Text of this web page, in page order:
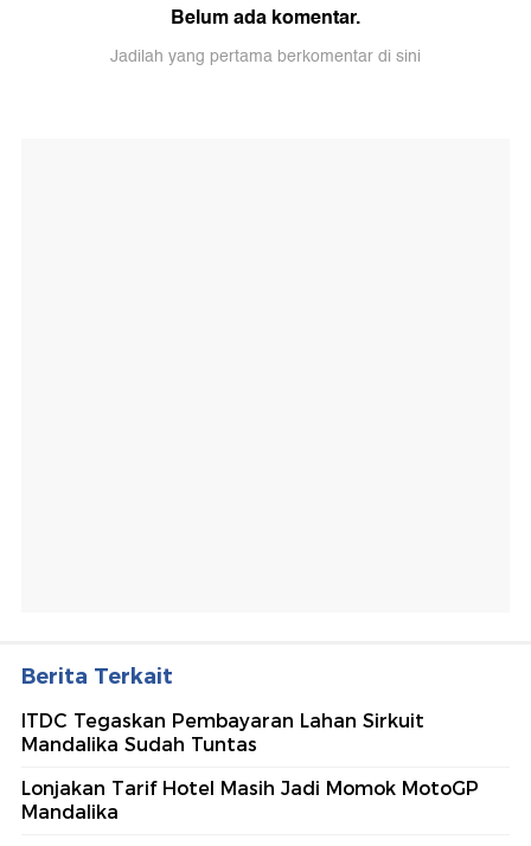
Belum ada komentar.
Jadilah yang pertama berkomentar di sini
Berita Terkait
ITDC Tegaskan Pembayaran Lahan Sirkuit
Mandalika Sudah Tuntas
Lonjakan Tarif Hotel Masih Jadi Momok MotoGP
Mandalika